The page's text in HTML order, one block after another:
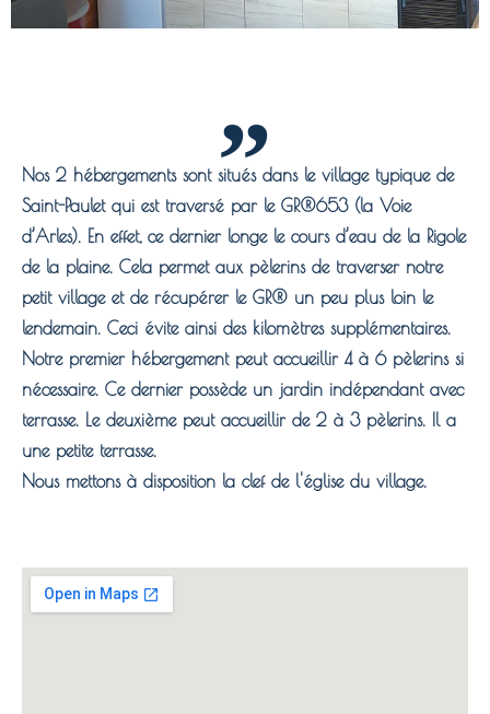
Nos 2 hébergements sont situés dans le village typique de
Saint-Paulet qui est traversé par le GR®653 (la Voie
d’Arles). En effet, ce dernier longe le cours d’eau de la Rigole
de la plaine. Cela permet aux pèlerins de traverser notre
petit village et de récupérer le GR® un peu plus loin le
lendemain. Ceci évite ainsi des kilomètres supplémentaires.
Notre premier hébergement peut accueillir 4 à 6 pèlerins si
nécessaire. Ce dernier possède un jardin indépendant avec
terrasse. Le deuxième peut accueillir de 2 à 3 pèlerins. Il a
une petite terrasse.
Nous mettons à disposition la clef de l'église du village.